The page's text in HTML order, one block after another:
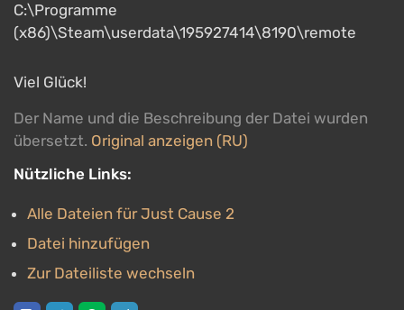
C:\Programme
(x86)\Steam\userdata\195927414\8190\remote
Viel Glück!
Der Name und die Beschreibung der Datei wurden
übersetzt. Original anzeigen (RU)
Nützliche Links:
Alle Dateien für Just Cause 2
Datei hinzufügen
Zur Dateiliste wechseln